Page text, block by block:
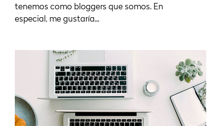
tenemos como bloggers que somos. En
especial, me gustaría...